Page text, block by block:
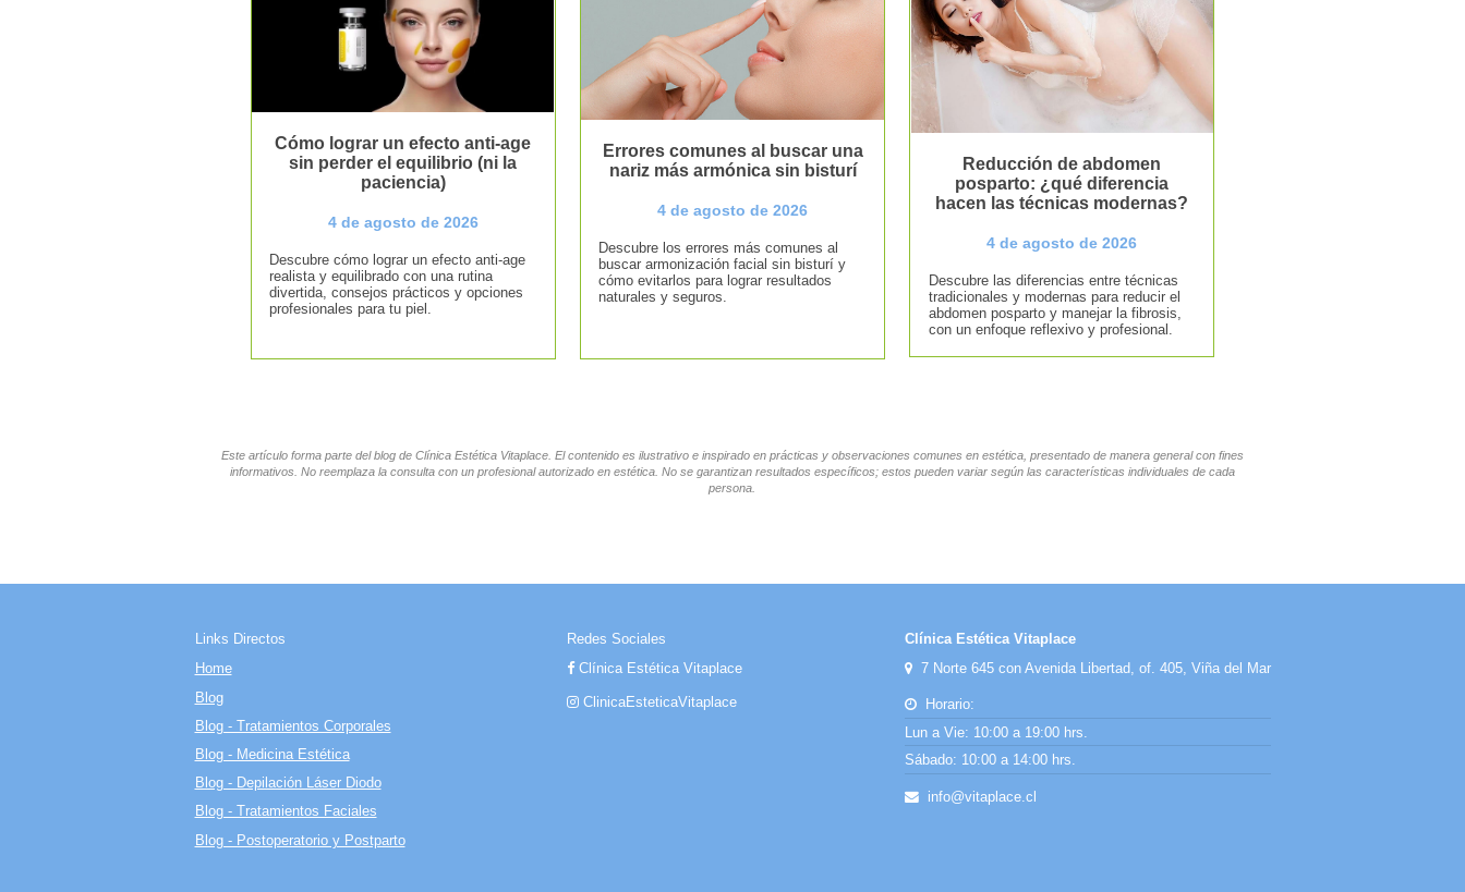
Cómo lograr un efecto anti-age
sin perder el equilibrio (ni la
paciencia)
4 de agosto de 2026
Descubre cómo lograr un efecto anti-age
realista y equilibrado con una rutina
divertida, consejos prácticos y opciones
profesionales para tu piel.
Errores comunes al buscar una
nariz más armónica sin bisturí
4 de agosto de 2026
Descubre los errores más comunes al
buscar armonización facial sin bisturí y
cómo evitarlos para lograr resultados
naturales y seguros.
Reducción de abdomen
posparto: ¿qué diferencia
hacen las técnicas modernas?
4 de agosto de 2026
Descubre las diferencias entre técnicas
tradicionales y modernas para reducir el
abdomen posparto y manejar la fibrosis,
con un enfoque reflexivo y profesional.
Este artículo forma parte del blog de Clínica Estética Vitaplace. El contenido es ilustrativo e inspirado en prácticas y observaciones comunes en estética, presentado de manera general con fines
informativos. No reemplaza la consulta con un profesional autorizado en estética. No se garantizan resultados específicos; estos pueden variar según las características individuales de cada
persona.
Links Directos
Home
Blog
Blog - Tratamientos Corporales
Blog - Medicina Estética
Blog - Depilación Láser Diodo
Blog - Tratamientos Faciales
Blog - Postoperatorio y Postparto
Redes Sociales
Clínica Estética Vitaplace
ClinicaEsteticaVitaplace
Clínica Estética Vitaplace
7 Norte 645 con Avenida Libertad, of. 405, Viña del Mar
Horario:
Lun a Vie: 10:00 a 19:00 hrs.
Sábado: 10:00 a 14:00 hrs.
info@vitaplace.cl